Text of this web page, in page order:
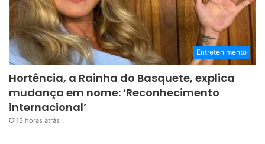
Entretenimento
Hortência, a Rainha do Basquete, explica
mudança em nome: ‘Reconhecimento
internacional’
13 horas atrás